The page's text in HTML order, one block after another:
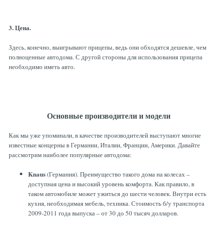
3. Цена.
Здесь, конечно, выигрывают прицепы, ведь они обходятся дешевле, чем
полноценные автодома. С другой стороны для использования прицепа
необходимо иметь авто.
Основные производители и модели
Как мы уже упоминали, в качестве производителей выступают многие
известные концерны в Германии, Италии, Франции, Америки. Давайте
рассмотрим наиболее популярные автодома:
Knaus(Германия).Преимущество такого дома на колесах –
доступная цена и высокий уровень комфорта. Как правило, в
таком автомобиле может ужиться до шести человек. Внутри есть
кухня, необходимая мебель, техника. Стоимость б/у транспорта
2009-2011 года выпуска – от 30 до 50 тысяч долларов.